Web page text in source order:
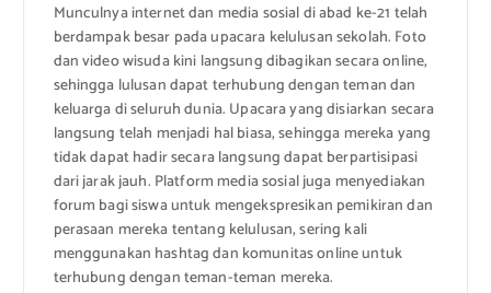
Munculnya internet dan media sosial di abad ke-21 telah
berdampak besar pada upacara kelulusan sekolah. Foto
dan video wisuda kini langsung dibagikan secara online,
sehingga lulusan dapat terhubung dengan teman dan
keluarga di seluruh dunia. Upacara yang disiarkan secara
langsung telah menjadi hal biasa, sehingga mereka yang
tidak dapat hadir secara langsung dapat berpartisipasi
dari jarak jauh. Platform media sosial juga menyediakan
forum bagi siswa untuk mengekspresikan pemikiran dan
perasaan mereka tentang kelulusan, sering kali
menggunakan hashtag dan komunitas online untuk
terhubung dengan teman-teman mereka.